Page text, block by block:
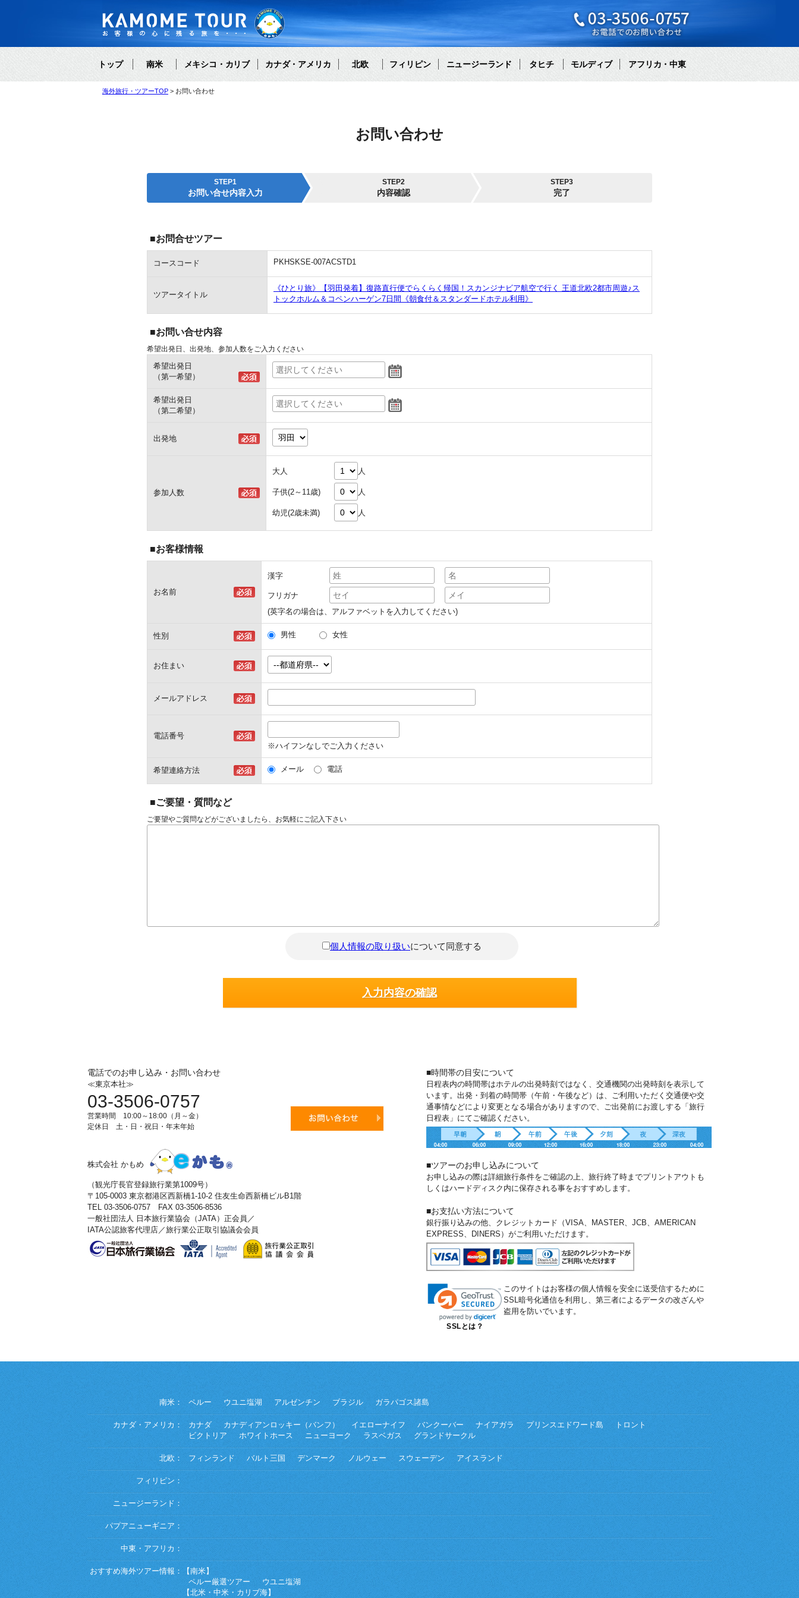
トップ 南米 メキシコ・カリブ カナダ・アメリカ 北欧 フィリピン ニュージーランド タヒチ モルディブ アフリカ・中東
海外旅行・ツアーTOP お問い合わせ
お問い合わせ
STEP1
お問い合せ内容入力
STEP2
内容確認
STEP3
完了
■お問合せツアー
コースコード PKHSKSE-007ACSTD1
ツアータイトル
《ひとり旅》【羽田発着】復路直行便でらくらく帰国！スカンジナビア航空で行く 王道北欧2都市周遊♪ス
トックホルム＆コペンハーゲン7日間《朝食付＆スタンダードホテル利用》
■お問い合せ内容
希望出発日、出発地、参加人数をご入力ください
希望出発日
（第一希望）
希望出発日
（第二希望）
出発地
参加人数
大人 人
子供(2～11歳) 人
幼児(2歳未満) 人
■お客様情報
お名前
漢字
フリガナ
(英字名の場合は、アルファベットを入力してください)
性別 男性 女性
お住まい
メールアドレス
電話番号
※ハイフンなしでご入力ください
希望連絡方法 メール 電話
■ご要望・質問など
ご要望やご質問などがございましたら、お気軽にご記入下さい
個人情報の取り扱いについて同意する
電話でのお申し込み・お問い合わせ
≪東京本社≫
03-3506-0757
営業時間 10:00～18:00（月～金）
定休日 土・日・祝日・年末年始
株式会社 かもめ
（観光庁長官登録旅行業第1009号）
〒105-0003 東京都港区西新橋1-10-2 住友生命西新橋ビルB1階
TEL 03-3506-0757 FAX 03-3506-8536
一般社団法人 日本旅行業協会（JATA）正会員／
IATA公認旅客代理店／旅行業公正取引協議会会員
■時間帯の目安について
日程表内の時間帯はホテルの出発時刻ではなく、交通機関の出発時刻を表示して
います。出発・到着の時間帯（午前・午後など）は、ご利用いただく交通便や交
通事情などにより変更となる場合がありますので、ご出発前にお渡しする「旅行
日程表」にてご確認ください。
■ツアーのお申し込みについて
お申し込みの際は詳細旅行条件をご確認の上、旅行終了時までプリントアウトも
しくはハードディスク内に保存される事をおすすめします。
■お支払い方法について
銀行振り込みの他、クレジットカード（VISA、MASTER、JCB、AMERICAN
EXPRESS、DINERS）がご利用いただけます。
SSLとは？
このサイトはお客様の個人情報を安全に送受信するために
SSL暗号化通信を利用し、第三者によるデータの改ざんや
盗用を防いでいます。
南米： ペルー ウユニ塩湖 アルゼンチン ブラジル ガラパゴス諸島
カナダ・アメリカ： カナダ カナディアンロッキー（バンフ） イエローナイフ バンクーバー ナイアガラ プリンスエドワード島
トロント
ビクトリア
ホワイトホース ニューヨーク ラスベガス グランドサークル
北欧： フィンランド バルト三国 デンマーク ノルウェー スウェーデン アイスランド
フィリピン：
ニュージーランド：
パプアニューギニア：
中東・アフリカ：
おすすめ海外ツアー情報：
【南米】
ペルー厳選ツアー
ウユニ塩湖
【北米・中米・カリブ海】